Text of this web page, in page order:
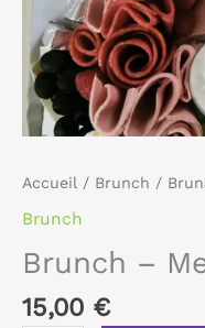
Accueil / Brunch /
Brunch
Brunch –
15,00 €